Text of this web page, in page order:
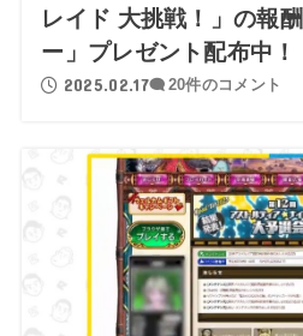
レイド 大挑戦！」の報
ー」プレゼント配布中！
2025.02.17 20件のコメント